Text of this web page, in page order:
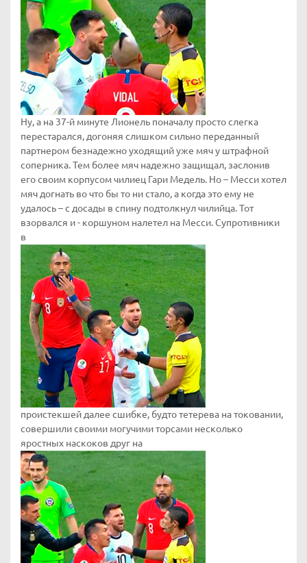
Ну, а на 37-й минуте Лионель поначалу просто слегка
перестарался, догоняя слишком сильно переданный
партнером безнадежно уходящий уже мяч у штрафной
соперника. Тем более мяч надежно защищал, заслонив
его своим корпусом чилиец Гари Медель. Но – Месси хотел
мяч догнать во что бы то ни стало, а когда это ему не
удалось – с досады в спину подтолкнул чилийца. Тот
взорвался и - коршуном налетел на Месси. Супротивники
в
проистекшей далее сшибке, будто тетерева на токовании,
совершили своими могучими торсами несколько
яростных наскоков друг на